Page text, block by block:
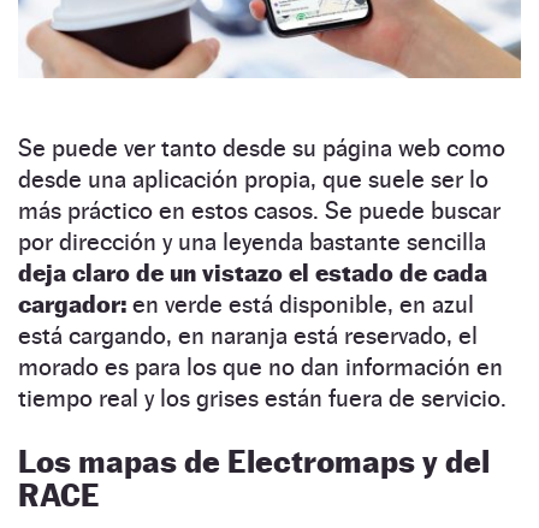
Se puede ver tanto desde su página web como
desde una aplicación propia, que suele ser lo
más práctico en estos casos. Se puede buscar
por dirección y una leyenda bastante sencilla
deja claro de un vistazo el estado de cada
cargador: en verde está disponible, en azul
está cargando, en naranja está reservado, el
morado es para los que no dan información en
tiempo real y los grises están fuera de servicio.
Los mapas de Electromaps y del
RACE